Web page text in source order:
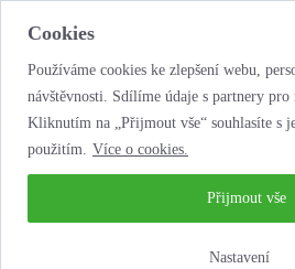
Cookies
Používáme cookies ke zlepšení webu,
návštěvnosti. Sdílíme údaje s partnery pro
Kliknutím na „Přijmout vše“ souhlasíte s
použitím. Více o cookies.
Nastavení
Přijmout vše